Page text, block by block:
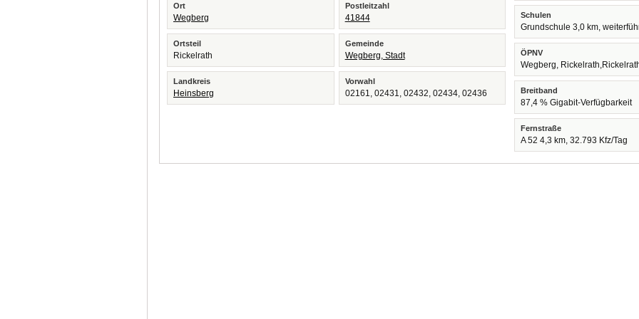
Ort
Wegberg
Postleitzahl
41844
Ortsteil
Rickelrath
Gemeinde
Wegberg, Stadt
Landkreis
Heinsberg
Vorwahl
02161, 02431, 02432, 02434, 02436
Schulen
Grundschule 3,0 km,
ÖPNV
Wegberg,
Breitband
87,4 % Gigabit-Verfügbarkeit
Fernstraße
A 52 4,3 km, 32.793 Kfz/Tag